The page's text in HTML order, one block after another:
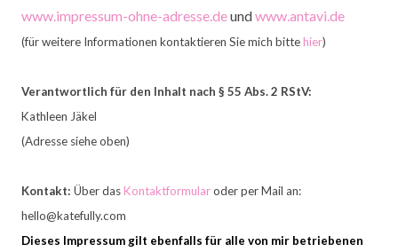
www.impressum-ohne-adresse.deundwww.antavi.de
(für weitere Informationen kontaktieren Sie mich bittehier)​
Verantwortlich für den Inhalt nach § 55 Abs. 2 RStV:
Kathleen Jäkel
(Adresse siehe oben)
​Kontakt: Über dasKontaktformularoder per Mail an:
hello@katefully.com
Dieses Impressum gilt ebenfalls für alle von mir betriebenen